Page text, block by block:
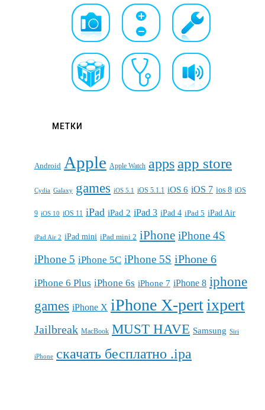
МЕТКИ
Android Apple Apple Watch apps app store
Cydia Galaxy games iOS 5.1 iOS 5.1.1 iOS 6 iOS 7 ios 8 iOS
9 iOS 10 iOS 11 iPad iPad 2 iPad 3 iPad 4 iPad 5 iPad Air
iPad Air 2 iPad mini iPad mini 2 iPhone iPhone 4S
iPhone 5 iPhone 5C iPhone 5S iPhone 6
iPhone 6 Plus iPhone 6s iPhone 7 iPhone 8 iphone
games iPhone X iPhone X-pertixpert
Jailbreak MacBook MUST HAVE Samsung Siri
iPhone скачать бесплатно .ipa